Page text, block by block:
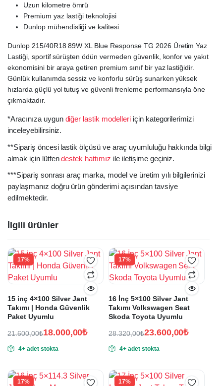
Uzun kilometre ömrü
Premium yaz lastiği teknolojisi
Dunlop mühendisliği ve kalitesi
Dunlop 215/40R18 89W XL Blue Response TG 2026 Üretim Yaz
Lastiği, sportif sürüşten ödün vermeden güvenlik, konfor ve yakıt
ekonomisini bir araya getiren premium sınıf bir yaz lastiğidir.
Günlük kullanımda sessiz ve konforlu sürüş sunarken yüksek
hızlarda güçlü yol tutuş ve güvenli frenleme performansıyla öne
çıkmaktadır.
*Aracınıza uygun diğer lastik modelleriiçin kategorilerimizi
inceleyebilirsiniz.
**Sipariş öncesi lastik ölçüsü ve araç uyumluluğu hakkında bilgi
almak için lütfendestek hattımız ile iletişime geçiniz.
***Sipariş sonrası araç marka, model ve üretim yılı bilgilerinizi
paylaşmanız doğru ürün gönderimi açısından tavsiye
edilmektedir.
İlgili ürünler
17%
15 inç 4×100 Silver Jant
Takımı | Honda Güvenlik
Paket Uyumlu
21.600,00₺
fiyat:
18.000,00₺
andaki
18.000,00₺.
4+ adet stokta
17%
16 İnç 5×100 Silver Jant
Takımı Volkswagen Seat
Skoda Toyota Uyumlu
28.320,00₺
fiyat:
23.600,00₺
andaki
23.600,00₺.
4+ adet stokta
17% 17%